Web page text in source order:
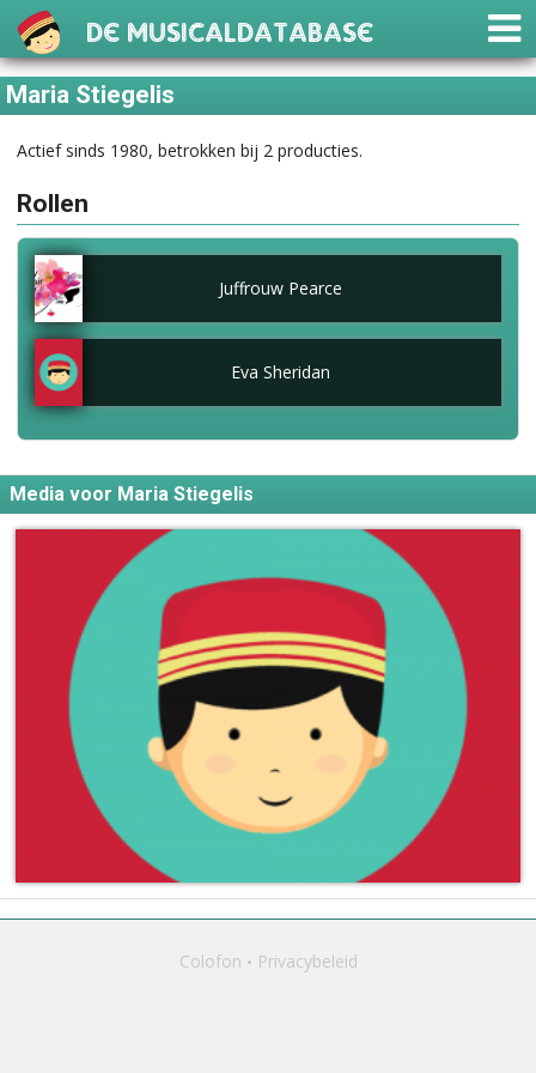
De Musicaldatabase
Maria Stiegelis
Actief sinds 1980, betrokken bij 2 producties.
Rollen
Juffrouw Pearce
Eva Sheridan
Media voor Maria Stiegelis
Colofon Privacybeleid